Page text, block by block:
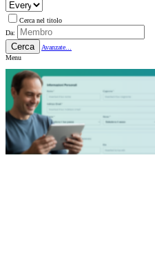
Cerca nel titolo
Da:
Cerca
Avanzate...
Menu